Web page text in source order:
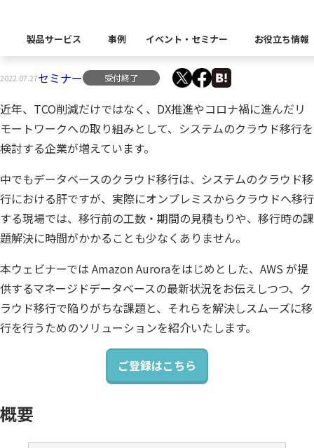
製品サービス
製品カテゴリー別
キーワードから探す
製品一覧
自社開発製品群
データ統合／分析
プラットフォーム
データ資産管理ソフトウェア
移行時SQL
テストソフトウェア
データベースDR（災害対
ソリューション
データ統合・管理・配信
データマスキングソフトウェア
課題から探す
クラウド移行時のよく
仮想環境（VMware
異種データベース移行
キーワードから探す
キーワードに関連する製品
ディザスタリカバリ
業界から探す
建設業
卸売・小売業
製造業
情報通信業
公共
Insight SQL Testing
Insight PISO
事例 イベント・セミナー
イベント セミナー
db tech showcase
お役立ち情報
Insight Blog CxOリレーブログ
CEOブログ
企業理念 代表あいさつ
会社概要 沿革
役員紹介 アクセス
パートナー
行のお悩みまるっと解決セミナー
2022.07.27セミナー 受付終了
近年、TCO削減だけではなく、DX推進やコロナ禍に進んだリ
モートワークへの取り組みとして、システムのクラウド移行を
検討する企業が増えています。
中でもデータベースのクラウド移行は、システムのクラウド移
行における肝ですが、実際にオンプレミスからクラウドへ移行
する現場では、移行前の工数・期間の見積もりや、移行時の課
題解決に時間がかかることも少なくありません。
本ウェビナーでは Amazon Auroraをはじめとした、AWS が提
供するマネージドデータベースの最新状況をお伝えしつつ、ク
ラウド移行で陥りがちな課題と、それらを解決しスムーズに移
行を行うためのソリューションを紹介いたします。
ご登録はこちら
概要